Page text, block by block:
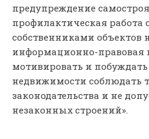
предупреждение
профилактическая работа
собственниками объектов
информационно-правовая
мотивировать и побуждать
недвижимости соблюдать
законодательства и не
незаконных строений».